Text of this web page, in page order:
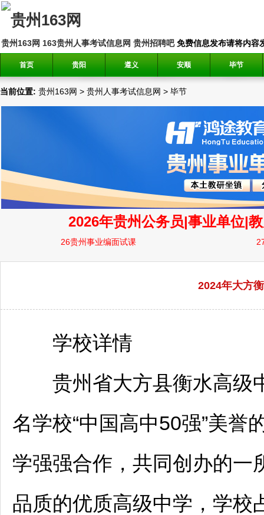
贵州163网 163贵州人事考试信息网 贵州招聘吧免费信息发布请将内容
首页 贵阳 遵义 安顺 毕节
当前位置: 贵州163网 > 贵州人事考试信息网 > 毕节
2024年大方
学校详情
贵州省大方县衡水高级
名学校“中国高中50强”美誉
学强强合作，共同创办的一
品质的优质高级中学，学校